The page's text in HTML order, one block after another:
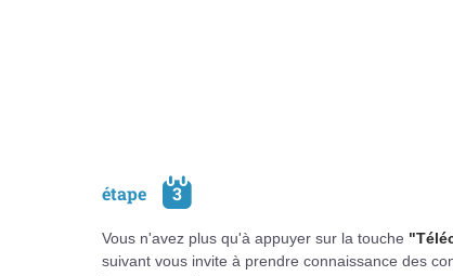
étape 3
Vous n'avez plus qu'à appuyer sur la touche
suivant vous invite à prendre connaissance des